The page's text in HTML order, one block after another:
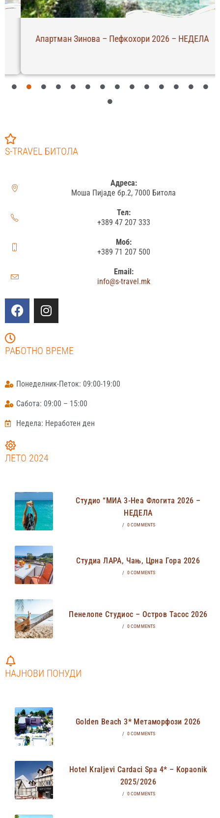
Апартман Зинова – Пефкохори 2026 – НЕДЕЛА
S-TRAVEL БИТОЛА
Адреса:
Моша Пијаде бр.2, 7000 Битола
Тел:
+389 47 207 333
Моб:
+389 71 207 500
Email:
info@s-travel.mk
РАБОТНО ВРЕМЕ
Понеделник-Петок: 09:00-19:00
Сабота: 09:00 – 15:00
Недела: Неработен ден
ЛЕТО 2024
Студио “МИА 3-Неа Флогита 2026 –
НЕДЕЛА
/ 0 COMMENTS
Студиа ЛАРА, Чањ, Црна Гора 2026
/ 0 COMMENTS
Пенелопе Студиос – Остров Тасос 2026
/ 0 COMMENTS
НАЈНОВИ ПОНУДИ
Golden Beach 3* Метаморфози 2026
/ 0 COMMENTS
Hotel Kraljevi Cardaci Spa 4* – Kopaonik
2025/2026
/ 0 COMMENTS